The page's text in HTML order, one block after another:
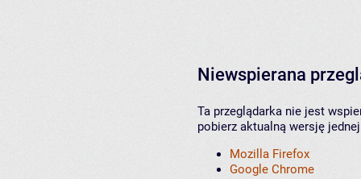
Niewspierana
Ta przeglądarka nie jest
pobierz aktualną wersję
Mozilla Firefox
Google Chrome